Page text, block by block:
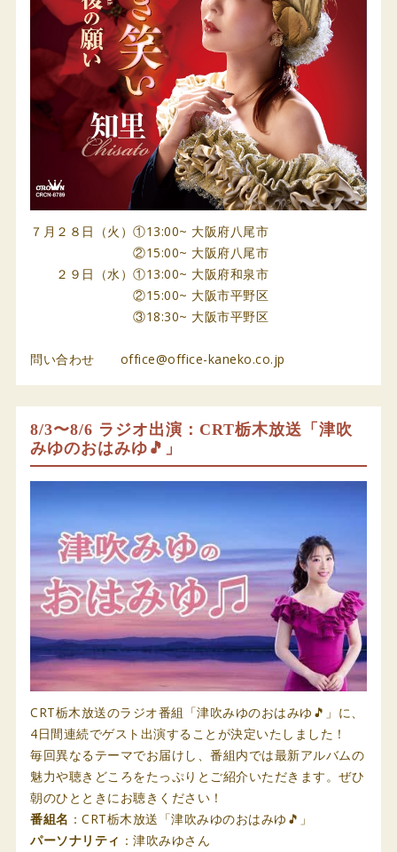
７月２８日（火）①13:00~ 大阪府八尾市
②15:00~ 大阪府八尾市
２９日（水）①13:00~ 大阪府和泉市
②15:00~ 大阪市平野区
③18:30~ 大阪市平野区
問い合わせ office@office-kaneko.co.jp
8/3〜8/6 ラジオ出演：CRT栃木放送「津吹
みゆのおはみゆ🎵」
CRT栃木放送のラジオ番組「津吹みゆのおはみゆ🎵」に、
4日間連続でゲスト出演することが決定いたしました！
毎回異なるテーマでお届けし、番組内では最新アルバムの
魅力や聴きどころをたっぷりとご紹介いただきます。ぜひ
朝のひとときにお聴きください！
番組名 ：CRT栃木放送「津吹みゆのおはみゆ🎵」
パーソナリティ ：津吹みゆさん